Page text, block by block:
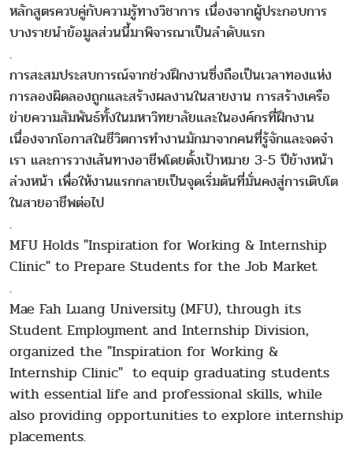
หลักสูตรควบคู่กับความรู้ทางวิชาการ เนื่องจากผู้ประกอบการ
บางรายนำข้อมูลส่วนนี้มาพิจารณาเป็นลำดับแรก
.
การสะสมประสบการณ์จากช่วงฝึกงานซึ่งถือเป็นเวลาทองแห่ง
การลองผิดลองถูกและสร้างผลงานในสายงาน การสร้างเครือ
ข่ายความสัมพันธ์ทั้งในมหาวิทยาลัยและในองค์กรที่ฝึกงาน
เนื่องจากโอกาสในชีวิตการทำงานมักมาจากคนที่รู้จักและจดจำ
เรา และการวางเส้นทางอาชีพโดยตั้งเป้าหมาย 3-5 ปีข้างหน้า
ล่วงหน้า เพื่อให้งานแรกกลายเป็นจุดเริ่มต้นที่มั่นคงสู่การเติบโต
ในสายอาชีพต่อไป
.
MFU Holds "Inspiration for Working & Internship
Clinic" to Prepare Students for the Job Market
.
Mae Fah Luang University (MFU), through its
Student Employment and Internship Division,
organized the "Inspiration for Working &
Internship Clinic" to equip graduating students
with essential life and professional skills, while
also providing opportunities to explore internship
placements.